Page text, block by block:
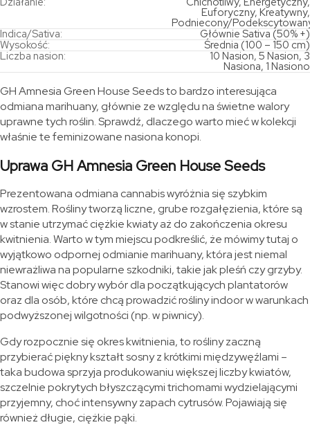
Euforyczny, Kreatywny,
Podniecony/
Indica/Sativa:
Głównie Sativa (50% +)
Wysokość:
Średnia (100 – 150 cm)
Liczba nasion:
10 Nasion, 5 Nasion, 3
Nasiona, 1 Nasiono
GH Amnesia Green House Seeds to bardzo interesująca
odmiana marihuany, głównie ze względu na świetne walory
uprawne tych roślin. Sprawdź, dlaczego warto mieć w kolekcji
właśnie te feminizowane nasiona konopi.
Uprawa GH Amnesia Green House Seeds
Prezentowana odmiana cannabis wyróżnia się szybkim
wzrostem. Rośliny tworzą liczne, grube rozgałęzienia, które są
w stanie utrzymać ciężkie kwiaty aż do zakończenia okresu
kwitnienia. Warto w tym miejscu podkreślić, że mówimy tutaj o
wyjątkowo odpornej odmianie marihuany, która jest niemal
niewrażliwa na popularne szkodniki, takie jak pleśń czy grzyby.
Stanowi więc dobry wybór dla początkujących plantatorów
oraz dla osób, które chcą prowadzić rośliny indoor w warunkach
podwyższonej wilgotności (np. w piwnicy).
Gdy rozpocznie się okres kwitnienia, to rośliny zaczną
przybierać piękny kształt sosny z krótkimi międzywęźlami –
taka budowa sprzyja produkowaniu większej liczby kwiatów,
szczelnie pokrytych błyszczącymi trichomami wydzielającymi
przyjemny, choć intensywny zapach cytrusów. Pojawiają się
również długie, ciężkie pąki.